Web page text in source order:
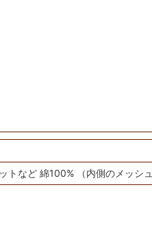
トなど 綿100% （内側のメッシ